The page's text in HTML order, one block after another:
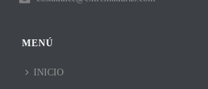
MENÚ
INICIO